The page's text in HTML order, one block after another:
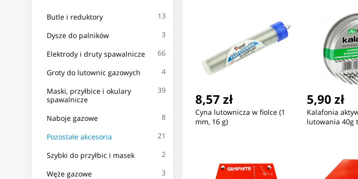
Butle i reduktory 13
Dysze do palników 3
Elektrody i druty spawalnicze 66
Groty do lutownic gazowych 4
Maski, przyłbice i okulary
spawalnicze
39
Naboje gazowe 8
Pozostałe akcesoria 21
Szybki do przyłbic i masek 2
Węże gazowe 3
8,57 zł
Cyna lutownicza w fiolce (1
mm, 16 g)
5,90 zł
Kalafonia
lutowania 40g